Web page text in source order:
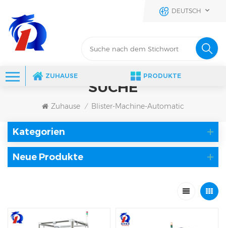
DEUTSCH
ZUHAUSE PRODUKTE
SUCHE
Zuhause / Blister-Machine-Automatic
Kategorien
Neue Produkte